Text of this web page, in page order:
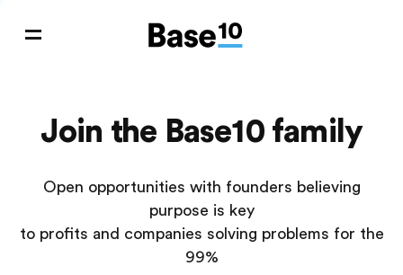
Join the Base10 family
Open opportunities with founders believing
purpose is key
to profits and companies solving problems for the
99%